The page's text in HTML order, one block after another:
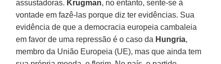
assustadoras. Krugman, no entanto, sente-se à
vontade em fazê-las porque diz ter evidências. Sua
evidência de que a democracia europeia cambaleia
em favor de uma repressão é o caso da Hungria,
membro da União Europeia (UE), mas que ainda tem